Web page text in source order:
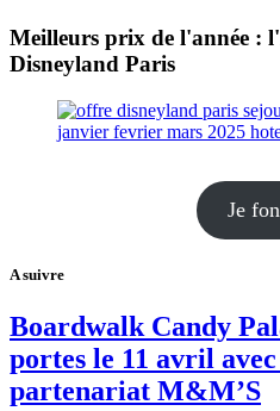
Meilleurs prix de l'année :
Disneyland Paris
Je
A suivre
Boardwalk Candy
portes le 11 avril
partenariat M&M’S